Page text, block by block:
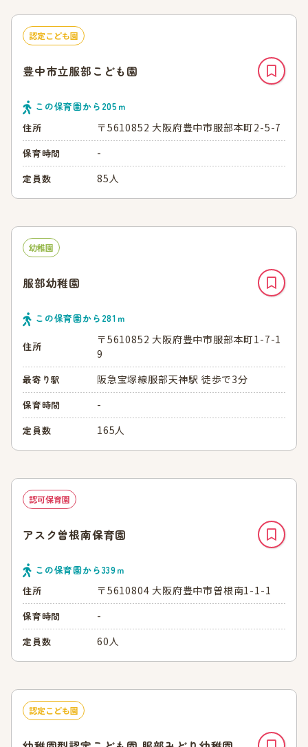
認定こども園
豊中市立服部こども園
この保育園から 205ｍ
住所
〒5610852 大阪府豊中市服部本町2-5-7
保育時間 -
定員数 85人
幼稚園
服部幼稚園
この保育園から 281 ｍ
住所
〒5610852 大阪府豊中市服部本町1-7-1
9
最寄り駅 阪急宝塚線服部天神駅 徒歩で3分
保育時間 -
定員数 165人
認可保育園
アスク曽根南保育園
この保育園から339ｍ
住所
〒5610804 大阪府豊中市曽根南1-1-1
保育時間 -
定員数 60人
認定こども園